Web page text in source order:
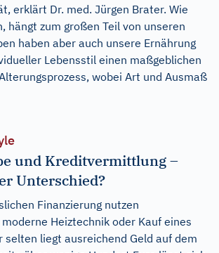
erklärt Dr. med. Jürgen Brater. Wie
hängt zum großen Teil von unseren
haben aber auch unsere Ernährung
Lebensstil einen maßgeblichen
wobei Art und Ausmaß
und Kreditvermittlung –
Unterschied?
Finanzierung nutzen
Heiztechnik oder Kauf eines
selten liegt ausreichend Geld auf dem